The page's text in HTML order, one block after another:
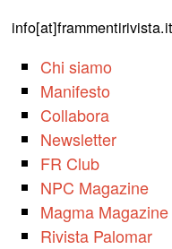
info[at]frammentirivista.it
Chi siamo
Manifesto
Collabora
Newsletter
FR Club
NPC Magazine
Magma Magazine
Rivista Palomar